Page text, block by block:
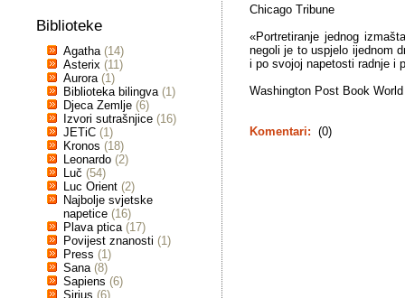
Biblioteke
Agatha (14)
Asterix (11)
Aurora (1)
Biblioteka bilingva (1)
Djeca Zemlje (6)
Izvori sutrašnjice (16)
JETiC (1)
Kronos (18)
Leonardo (2)
Luč (54)
Luc Orient (2)
Najbolje svjetske
napetice (16)
Plava ptica (17)
Povijest znanosti (1)
Press (1)
Sana (8)
Sapiens (6)
Sirius (6)
Chicago Tribune
«Portretiranje jednog
negoli je to uspjelo ijednom
i po svojoj napetosti radnje i
Washington Post Book World
Komentari: (0)